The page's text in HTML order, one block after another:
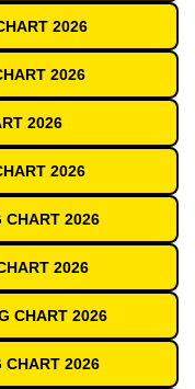
2026
2026
2026
2026
CHART 2026
2026
CHART 2026
CHART 2026